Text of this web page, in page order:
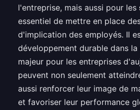
l'entreprise, mais aussi pour les
essentiel de mettre en place
d'implication des employés. Il
développement durable dans
majeur pour les entreprises
peuvent non seulement
aussi renforcer leur image de
et favoriser leur performance